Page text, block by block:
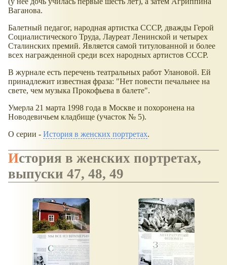
Ваганова.
Балетный педагог, народная артистка СССР, дважды Герой
Социалистического Труда, Лауреат Ленинской и четырех
Сталинских премий. Является самой титулованной и более
всех награжденной среди всех народных артистов СССР.
В журнале есть перечень театральных работ Улановой. Ей
принадлежит известная фраза: "Нет повести печальнее на
свете, чем музыка Прокофьева в балете".
Умерла 21 марта 1998 года в Москве и похоронена на
Новодевичьем кладбище (участок № 5).
О серии - История в женских портретах.
История в женских портретах,
выпуски 47, 48, 49